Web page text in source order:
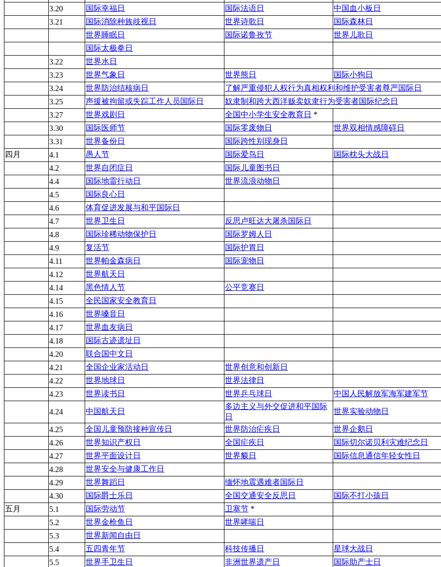
3.20
国际幸福日 国际法语日
中国血小板日
3.21
国际消除种族歧视日 世界诗歌日 国际森林日
世界睡眠日
国际诺鲁孜节 世界儿歌日
国际太极拳日
3.22
世界水日
3.23
世界气象日 世界熊日
国际小狗日
3.24
世界防治结核病日
了解严重侵犯人权行为真相权利和维护受害者尊严国际日
3.25
声援被拘留或失踪工作人员国际日
奴隶制和跨大西洋贩卖奴隶行为受害者国际纪念日
3.27
世界戏剧日 全国中小学生安全教育日 *
3.30
国际医师节 国际零废物日
世界双相情感障碍日
3.31
世界备份日
国际跨性别现身日
四月
4.1 愚人节 国际爱鸟日
国际枕头大战日
4.2
世界自闭症日
国际儿童图书日
4.4
国际地雷行动日
世界流浪动物日
4.5
国际良心日
4.6
体育促进发展与和平国际日
4.7
世界卫生日
反思卢旺达大屠杀国际日
4.8
国际珍稀动物保护日
国际罗姆人日
4.9
复活节
国际护胃日
4.11
世界帕金森病日
国际宠物日
4.12
世界航天日
4.14
黑色情人节
公平竞赛日
4.15
全民国家安全教育日
4.16
世界嗓音日
4.17
世界血友病日
4.18
国际古迹遗址日
4.20
联合国中文日
4.21
全国企业家活动日
世界创意和创新日
4.22
世界地球日
世界法律日
4.23
世界读书日 世界乒乓球日 中国人民解放军海军建军节
4.24 中国航天日
多边主义与外交促进和平国际
日
世界实验动物日
4.25 全国儿童预防接种宣传日 世界防治疟疾日 世界企鹅日
4.26
世界知识产权日 全国疟疾日 国际切尔诺贝利灾难纪念日
4.27
世界平面设计日 世界貘日
国际信息通信年轻女性日
4.28
世界安全与健康工作日
4.29
世界舞蹈日
缅怀地震遇难者国际日
4.30
国际爵士乐日 全国交通安全反思日
国际不打小孩日
五月
5.1 国际劳动节 卫塞节 *
5.2
世界金枪鱼日
世界哮喘日
5.3
世界新闻自由日
5.4
五四青年节 科技传播日 星球大战日
5.5
世界手卫生日 非洲世界遗产日
国际助产士日